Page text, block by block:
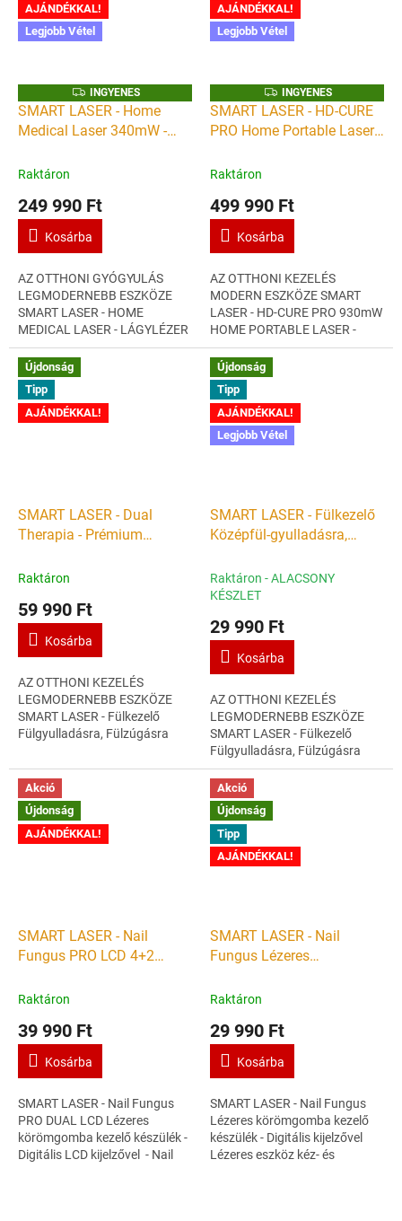
AJÁNDÉKKAL!
Legjobb Vétel
I
N
G
Y
INGYENES
SMART LASER - Home
Medical Laser 340mW -
Gyógyító lézer otthoni
Raktáron
249 990 Ft
Kosárba
AZ OTTHONI GYÓGYULÁS
LEGMODERNEBB ESZKÖZE
SMART LASER - HOME
MEDICAL LASER - LÁGYLÉZER
KÉSZÜLÉK ERŐ, ENERGIA,
EGÉSZSÉG OTTHON
BIOSTIMULÁCIÓ, GYÓGYÍTÁS,
EGÉSZSÉGMEGŐRZÉS...
AJÁNDÉKKAL!
Legjobb Vétel
I
N
G
Y
INGYENES
SMART LASER - HD-CURE
PRO Home Portable Laser
készülék - Gyógyító lézer
Raktáron
499 990 Ft
Kosárba
AZ OTTHONI KEZELÉS
MODERN ESZKÖZE SMART
LASER - HD-CURE PRO 930mW
HOME PORTABLE LASER -
LÁGYLÉZER KÉSZÜLÉK ERŐ,
ENERGIA, EGÉSZSÉG OTTHON
BIOSTIMULÁCIÓ,
GYÓGYÍTÁS,...
Újdonság
Tipp
AJÁNDÉKKAL!
SMART LASER - Dual
Therapia - Prémium
Középfül-gyulladásra,
Orrmelléküreg gyulladásra -
Tinnitus Otitis Media
terápiás készülék -
Gyógyító lézer
Raktáron
59 990 Ft
Kosárba
AZ OTTHONI KEZELÉS
LEGMODERNEBB ESZKÖZE
SMART LASER - Fülkezelő
Fülgyulladásra, Fülzúgásra
lágylézer terápiás készülék
ERŐ, ENERGIA,...
Újdonság
Tipp
AJÁNDÉKKAL!
Legjobb Vétel
SMART LASER - Fülkezelő
Középfül-gyulladásra,
Media Dizziness 650nm
lágylézer terápiás készülék
Raktáron - ALACSONY
KÉSZLET
29 990 Ft
Kosárba
AZ OTTHONI KEZELÉS
LEGMODERNEBB ESZKÖZE
SMART LASER - Fülkezelő
Fülgyulladásra, Fülzúgásra
Tinnitus Otitis Media 650nm
lágylézer terápiás készülék
ERŐ, ENERGIA,...
Akció
Újdonság
AJÁNDÉKKAL!
SMART LASER - Nail
Fungus PRO LCD 4+2
kezelő készülék
Raktáron
39 990 Ft
Kosárba
SMART LASER - Nail Fungus
PRO DUAL LCD Lézeres
körömgomba kezelő készülék -
Digitális LCD kijelzővel - Nail
Akció
Újdonság
Tipp
AJÁNDÉKKAL!
SMART LASER - Nail
Fungus Lézeres
készülék
Raktáron
29 990 Ft
Kosárba
SMART LASER - Nail Fungus
Lézeres körömgomba kezelő
készülék - Digitális kijelzővel
Lézeres eszköz kéz- és